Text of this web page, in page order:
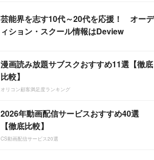
芸能界を志す10代～20代を応援！ オーデ
ィション・スクール情報はDeview
漫画読み放題サブスクおすすめ11選【徹底
比較】
オリコン顧客満足度ランキング
2026年動画配信サービスおすすめ40選
【徹底比較】
CS動画配信サービス20選